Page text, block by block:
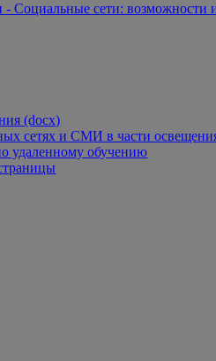
Социальные сети: возможности
(docx)
сетях и СМИ в части освещения
удаленному обучению